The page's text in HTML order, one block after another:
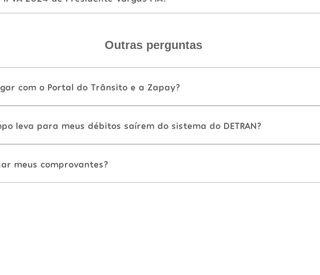
Outras perguntas
com o Portal do Trânsito e a Zapay?
leva para meus débitos saírem do sistema do DETRAN?
meus comprovantes?